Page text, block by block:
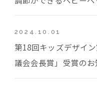
2024.10.01
第18回キッズデザイ
議会会長賞」受賞のお